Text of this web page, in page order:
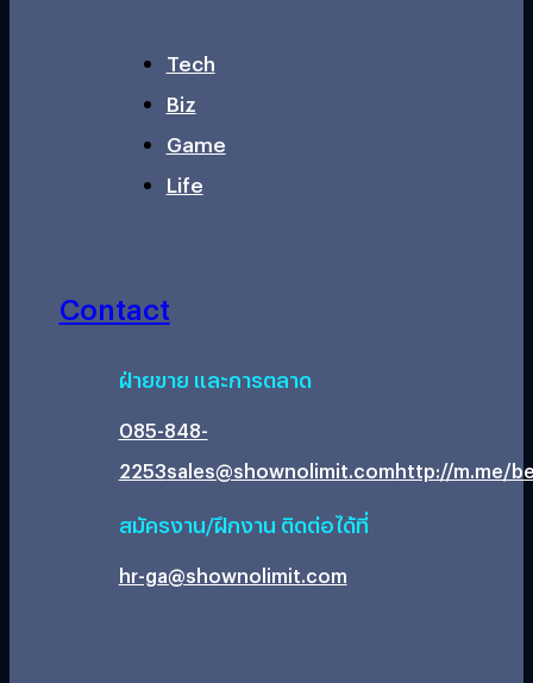
Tech
Biz
Game
Life
Contact
ฝ่ายขาย และการตลาด
085-848-
2253sales@shownolimit.comhttp://m.me/
สมัครงาน/ฝึกงาน ติดต่อได้ที่
hr-ga@shownolimit.com